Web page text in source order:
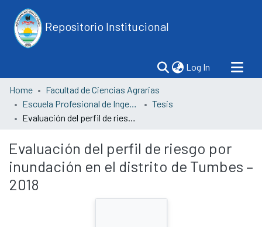
Repositorio Institucional
Log In (current)
Home
Facultad de Ciencias Agrarias
Escuela Profesional de Ingeniería Agrícola
Tesis
Evaluación del perfil de riesgo por inundación en el distrito de Tumbes – 2018
Evaluación del perfil de riesgo por
inundación en el distrito de Tumbes –
2018